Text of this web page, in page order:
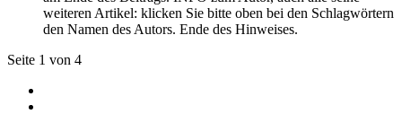
weiteren Artikel: klicken Sie bitte oben bei den Schlagwörtern
den Namen des Autors. Ende des Hinweises.
Seite 1 von 4